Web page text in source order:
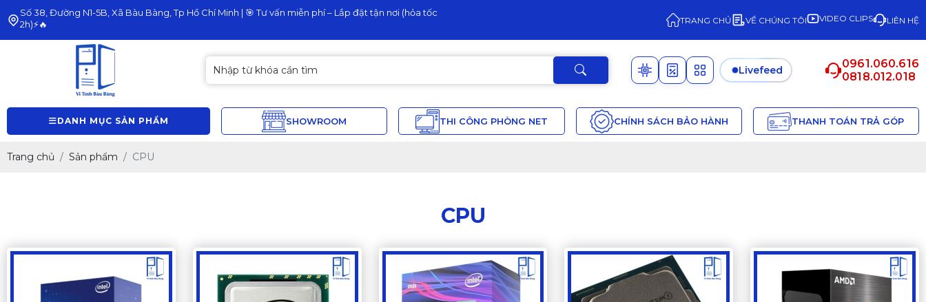
Số 38, Đường N1-5B, Xã Bàu Bàng, Tp Hồ Chí Minh | 🎯 Tư vấn miễn phí – Lắp đặt tận nơi (hỏa tốc
2h)⚡🔥
TRANG CHỦ VỀ CHÚNG TÔI VIDEO CLIPS LIÊN HỆ
Livefeed
0961.060.616
0818.012.018
DANH MỤC SẢN PHẨM SHOWROOM THI CÔNG PHÒNG NET CHÍNH SÁCH BẢO HÀNH THANH TOÁN TRẢ GÓP
Trang chủ Sản phẩm CPU
CPU